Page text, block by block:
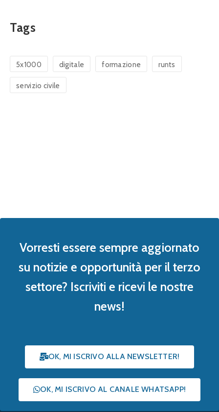
Tags
5x1000 digitale formazione runts
servizio civile
Vorresti essere sempre aggiornato
su notizie e opportunità per il terzo
settore? Iscriviti e ricevi le nostre
news!
OK, MI ISCRIVO ALLA NEWSLETTER!
OK, MI ISCRIVO AL CANALE WHATSAPP!